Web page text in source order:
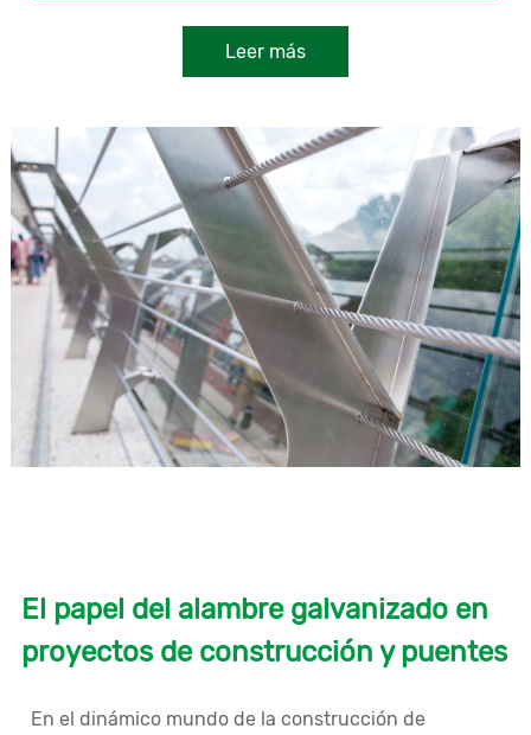
Leer más
El papel del alambre galvanizado en
proyectos de construcción y puentes
En el dinámico mundo de la construcción de